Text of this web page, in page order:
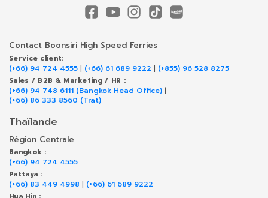
Contact Boonsiri High Speed Ferries
Service client:
(+66) 94 724 4555 | (+66) 61 689 9222 | (+855) 96 528 8275
Sales / B2B & Marketing / HR :
(+66) 94 748 6111 (Bangkok Head Office) |
(+66) 86 333 8560 (Trat)
Thaïlande
Région Centrale
Bangkok :
(+66) 94 724 4555
Pattaya :
(+66) 83 449 4998 | (+66) 61 689 9222